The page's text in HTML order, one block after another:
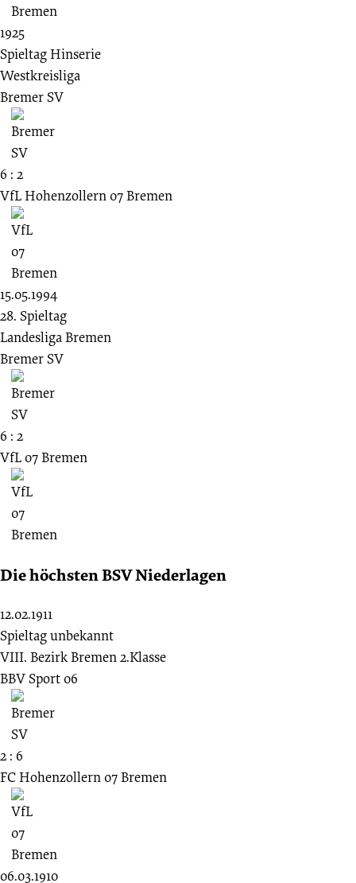
1925
Spieltag Hinserie
Westkreisliga
Bremer SV
6 : 2
VfL Hohenzollern 07 Bremen
15.05.1994
28. Spieltag
Landesliga Bremen
Bremer SV
6 : 2
VfL 07 Bremen
Die höchsten BSV Niederlagen
12.02.1911
Spieltag unbekannt
VIII. Bezirk Bremen 2.Klasse
BBV Sport 06
2 : 6
FC Hohenzollern 07 Bremen
06.03.1910